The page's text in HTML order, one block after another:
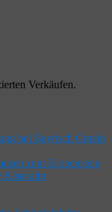
Verkäufen.
bei Bayrisch Gmain
zum Klobenstein
Käseralm